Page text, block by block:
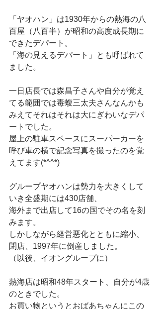
「ヤオハン」は1930年からの熱海の八
百屋（八百半）が昭和の高度成長期に
できたデパート。
「海の見えるデパート」とも呼ばれて
ました。
一日店長では森昌子さんや自分が覚え
てる範囲では毒蝮三太夫さんなんかも
みえてそれはそれは大にぎわいなデパ
ートでした。
屋上の駐車スペースにスーパーカーを
呼び車の横で記念写真を撮ったのを覚
えてます(*^^*)
グループヤオハンは勢力を大きくして
いき全盛期には430店舗、
海外まで出店して16の国でその名を刻
みます。
しかしながら経営悪化とともに縮小、
閉店、1997年に倒産しました。
（以後、イオングループに）
熱海店は昭和48年スタート、自分が4歳
のときでした。
お買い物というとおばあちゃんにこの